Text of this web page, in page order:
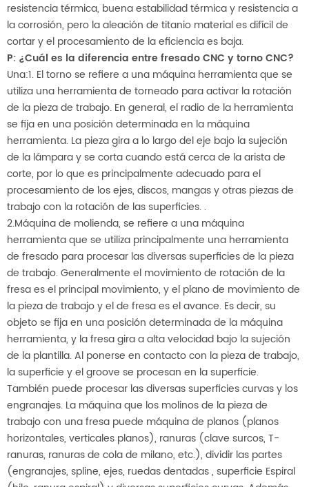
resistencia térmica, buena estabilidad térmica y resistencia a
la corrosión, pero la aleación de titanio material es difícil de
cortar y el procesamiento de la eficiencia es baja.
P: ¿Cuál es la diferencia entre fresado CNC y torno CNC?
Una:1. El torno se refiere a una máquina herramienta que se
utiliza una herramienta de torneado para activar la rotación
de la pieza de trabajo. En general, el radio de la herramienta
se fija en una posición determinada en la máquina
herramienta. La pieza gira a lo largo del eje bajo la sujeción
de la lámpara y se corta cuando está cerca de la arista de
corte, por lo que es principalmente adecuado para el
procesamiento de los ejes, discos, mangas y otras piezas de
trabajo con la rotación de las superficies. .
2.Máquina de molienda, se refiere a una máquina
herramienta que se utiliza principalmente una herramienta
de fresado para procesar las diversas superficies de la pieza
de trabajo. Generalmente el movimiento de rotación de la
fresa es el principal movimiento, y el plano de movimiento de
la pieza de trabajo y el de fresa es el avance. Es decir, su
objeto se fija en una posición determinada de la máquina
herramienta, y la fresa gira a alta velocidad bajo la sujeción
de la plantilla. Al ponerse en contacto con la pieza de trabajo,
la superficie y el groove se procesan en la superficie.
También puede procesar las diversas superficies curvas y los
engranajes. La máquina que los molinos de la pieza de
trabajo con una fresa puede máquina de planos (planos
horizontales, verticales planos), ranuras (clave surcos, T-
ranuras, ranuras de cola de milano, etc.), dividir las partes
(engranajes, spline, ejes, ruedas dentadas , superficie Espiral